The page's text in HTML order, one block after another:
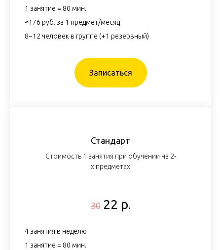
1 занятие = 80 мин.
≈176 руб. за 1 предмет/месяц
8−12 человек в группе (+1 резервный)
Записаться
Стандарт
Стоимость 1 занятия при обучении на 2-
х предметах
30 22 р.
4 занятия в неделю
1 занятие = 80 мин.